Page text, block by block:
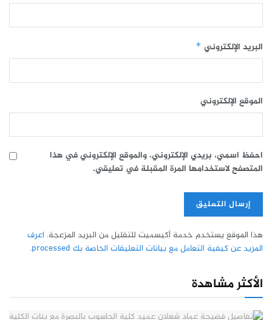
البريد الإلكتروني *
الموقع الإلكتروني
احفظ اسمي، بريدي الإلكتروني، والموقع الإلكتروني في هذا
المتصفح لاستخدامها المرة المقبلة في تعليقي.
هذا الموقع يستخدم خدمة أكيسميت للتقليل من البريد المزعجة. اعرف
المزيد عن كيفية التعامل مع بيانات التعليقات الخاصة بك processed
.
الأكثر مشاهدة